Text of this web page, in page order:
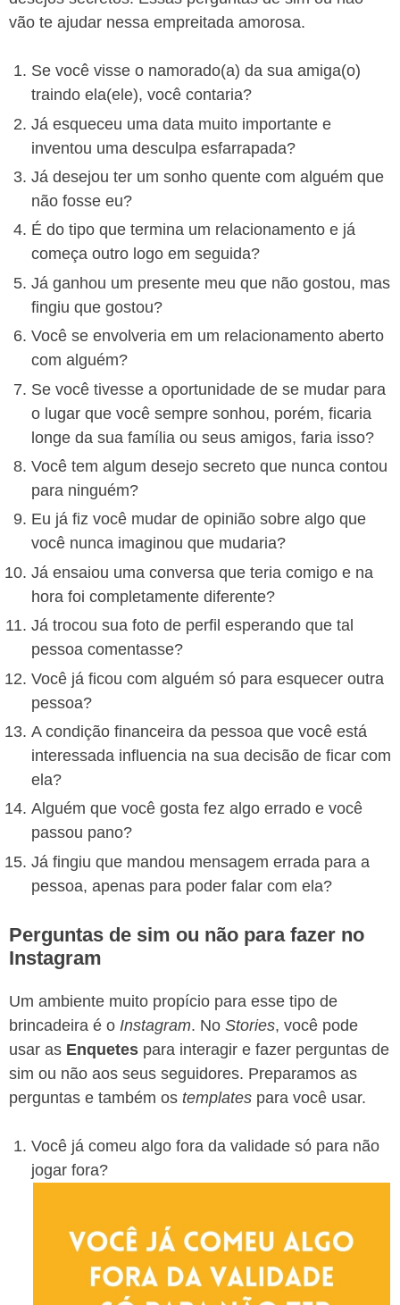
vão te ajudar nessa empreitada amorosa.
Se você visse o namorado(a) da sua amiga(o)
traindo ela(ele), você contaria?
Já esqueceu uma data muito importante e
inventou uma desculpa esfarrapada?
Já desejou ter um sonho quente com alguém que
não fosse eu?
É do tipo que termina um relacionamento e já
começa outro logo em seguida?
Já ganhou um presente meu que não gostou, mas
fingiu que gostou?
Você se envolveria em um relacionamento aberto
com alguém?
Se você tivesse a oportunidade de se mudar para
o lugar que você sempre sonhou, porém, ficaria
longe da sua família ou seus amigos, faria isso?
Você tem algum desejo secreto que nunca contou
para ninguém?
Eu já fiz você mudar de opinião sobre algo que
você nunca imaginou que mudaria?
Já ensaiou uma conversa que teria comigo e na
hora foi completamente diferente?
Já trocou sua foto de perfil esperando que tal
pessoa comentasse?
Você já ficou com alguém só para esquecer outra
pessoa?
A condição financeira da pessoa que você está
interessada influencia na sua decisão de ficar com
ela?
Alguém que você gosta fez algo errado e você
passou pano?
Já fingiu que mandou mensagem errada para a
pessoa, apenas para poder falar com ela?
Perguntas de sim ou não para fazer no
Instagram
Um ambiente muito propício para esse tipo de
brincadeira é o Instagram. No Stories, você pode
usar as Enquetes para interagir e fazer perguntas de
sim ou não aos seus seguidores. Preparamos as
perguntas e também os templates para você usar.
Você já comeu algo fora da validade só para não
jogar fora?